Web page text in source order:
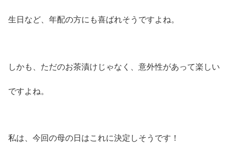
生日など、年配の方にも喜ばれそうですよね。
しかも、ただのお茶漬けじゃなく、意外性があって楽しい
ですよね。
私は、今回の母の日はこれに決定しそうです！